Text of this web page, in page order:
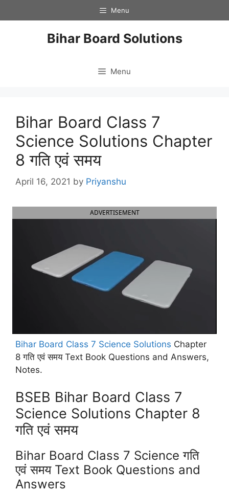
to
Menu
Bihar Board Solutions
Menu
Bihar Board Class 7
Science Solutions Chapter
8 गति एवं समय
April 16, 2021 by Priyanshu
ADVERTISEMENT
Bihar Board Class 7 Science Solutions Chapter
8 गति एवं समय Text Book Questions and Answers,
Notes.
BSEB Bihar Board Class 7
Science Solutions Chapter 8
गति एवं समय
Bihar Board Class 7 Science गति
एवं समय Text Book Questions and
Answers